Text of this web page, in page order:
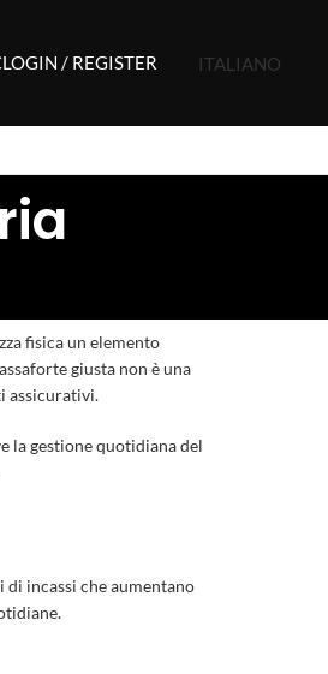
LOGIN / REGISTER ITALIANO
fisica un elemento
giusta non è una
assicurativi.
la gestione quotidiana del
incassi che aumentano